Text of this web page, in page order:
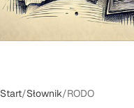
Start/Słownik/RODO